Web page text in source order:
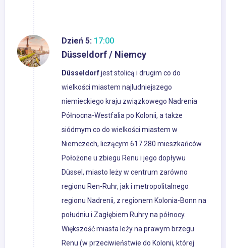
Dzień 5: 17:00
Düsseldorf / Niemcy
Düsseldorfjest stolicą i drugim co do
wielkości miastem najludniejszego
niemieckiego kraju związkowego Nadrenia
Północna-Westfalia po Kolonii, a także
siódmym co do wielkości miastem w
Niemczech, liczącym 617 280 mieszkańców.
Położone u zbiegu Renu i jego dopływu
Düssel, miasto leży w centrum zarówno
regionu Ren-Ruhr, jak i metropolitalnego
regionu Nadrenii, z regionem Kolonia-Bonn na
południu i Zagłębiem Ruhry na północy.
Większość miasta leży na prawym brzegu
Renu (w przeciwieństwie do Kolonii, której